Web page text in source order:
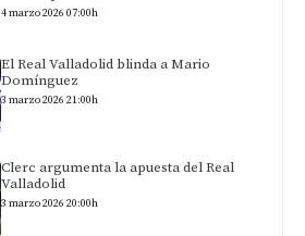
4 marzo 2026 07:00h
El Real Valladolid blinda a Mario
Domínguez
3 marzo 2026 21:00h
Clerc argumenta la apuesta del Real
Valladolid
3 marzo 2026 20:00h